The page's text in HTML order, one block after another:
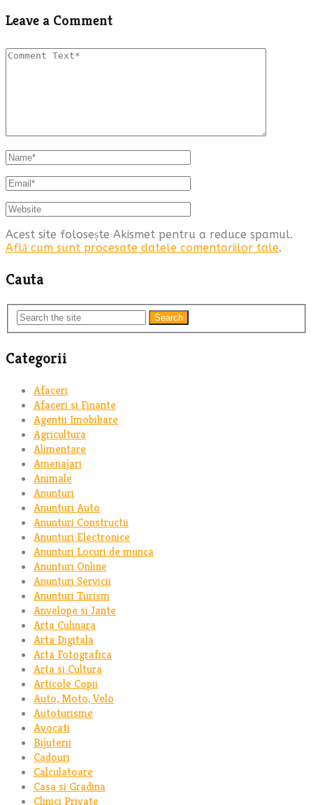
Leave a Comment
Acest site folosește Akismet pentru a reduce spamul.
Află cum sunt procesate datele comentariilor tale.
Cauta
Search
Categorii
Afaceri
Afaceri si Finante
Agentii Imobiliare
Agricultura
Alimentare
Amenajari
Animale
Anunturi
Anunturi Auto
Anunturi Constructii
Anunturi Electronice
Anunturi Locuri de munca
Anunturi Online
Anunturi Servicii
Anunturi Turism
Anvelope si Jante
Arta Culinara
Arta Digitala
Arta Fotografica
Arta si Cultura
Articole Copii
Auto, Moto, Velo
Autoturisme
Avocati
Bijuterii
Cadouri
Calculatoare
Casa si Gradina
Clinici Private